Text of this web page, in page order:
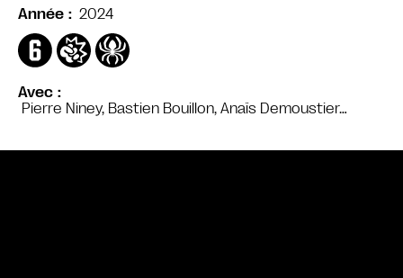
Avec
Pierre Niney, Bastien Bouillon, Anaïs Demoustier…
Année
2024